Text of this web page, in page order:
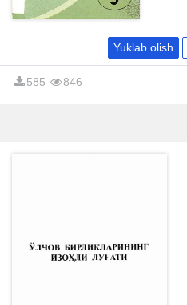
Yuklab olish
585 846